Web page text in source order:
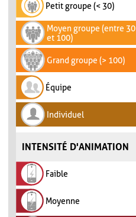
Petit groupe (< 30)
Moyen groupe (entre 30
et 100)
Grand groupe (> 100)
Équipe
Individuel
INTENSITÉ D'ANIMATION
Faible
Moyenne